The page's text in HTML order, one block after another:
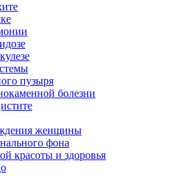
пузыря
болезни
женщины
фона
красоты и здоровья